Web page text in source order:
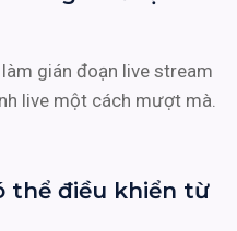
gián đoạn live stream
live một cách mượt mà.
thể điều khiển từ